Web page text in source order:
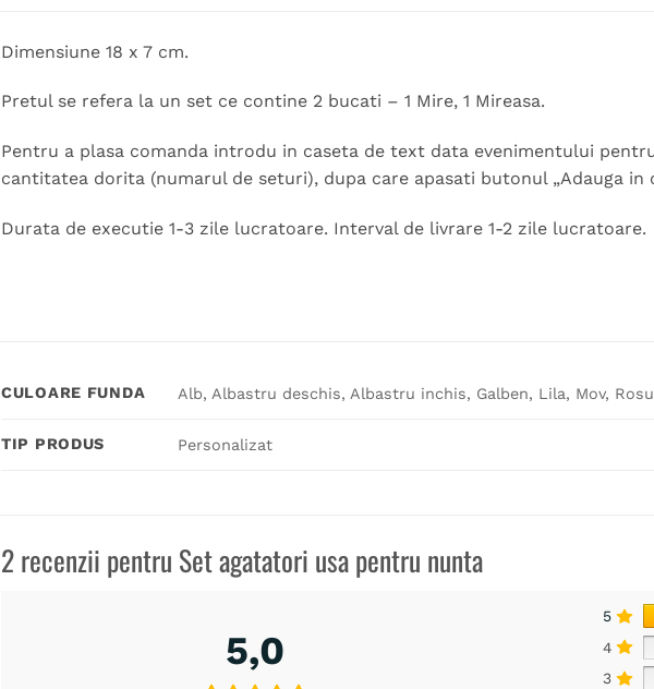
Dimensiune 18 x 7 cm.
Pretul se refera la un set ce contine 2 bucati – 1 Mire, 1 Mireasa.
Pentru a plasa comanda introdu in caseta de text data evenimentului
cantitatea dorita (numarul de seturi), dupa care apasati butonul „Adauga in
Durata de executie 1-3 zile lucratoare. Interval de livrare 1-2 zile lucratoare.
CULOARE FUNDA Alb, Albastru deschis, Albastru inchis, Galben, Lila, Mov,
TIP PRODUS Personalizat
2 recenzii pentru Set agatatori usa pentru nunta
5,0
5
4
3